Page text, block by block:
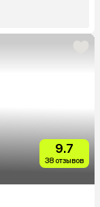
9.7
38 отзывов